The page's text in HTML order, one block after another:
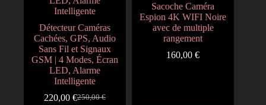
Détecteur Caméras
Cachées, GPS, Audio
Sans Fil et Signaux
GSM | 4 Modes, Écran
LED, Alarme
Intelligente
250,00€
220,00€
Sacoche Caméra
Espion 4K WIFI Noire
avec de multiple
rangement
160,00€